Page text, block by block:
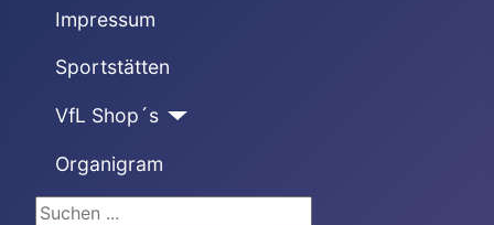
Impressum
Sportstätten
VfL Shop´s
Organigram
Suchen ...